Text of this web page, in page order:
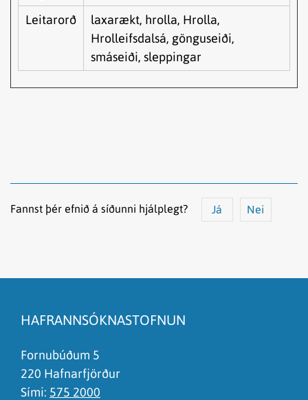
Leitarorð
laxarækt, hrolla, Hrolla,
Hrolleifsdalsá, gönguseiði,
smáseiði, sleppingar
Fannst þér efnið á síðunni hjálplegt? Já Nei
Það er of mikið efni á síðunni
Ég skil ekki efnið, finnst það of flókið
HAFRANNSÓKNASTOFNUN
Fornubúðum 5
220 Hafnarfjörður
Sími: 575 2000